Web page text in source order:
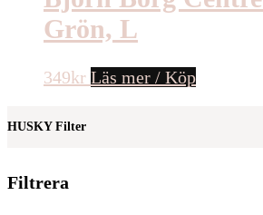
Grön, L
349kr Läs mer / Köp
HUSKY Filter
Filtrera